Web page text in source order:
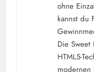
ohne
kannst du
Die Sweet
HTML5-
modernen